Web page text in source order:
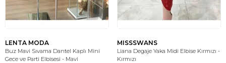
LENTA MODA
Buz Mavi Sıvama Dantel Kaplı Mini
Gece ve Parti Elbisesi - Mavi
MISSSWANS
Liana Degaje Yaka Midi Elbise Kırmızı -
Kırmızı